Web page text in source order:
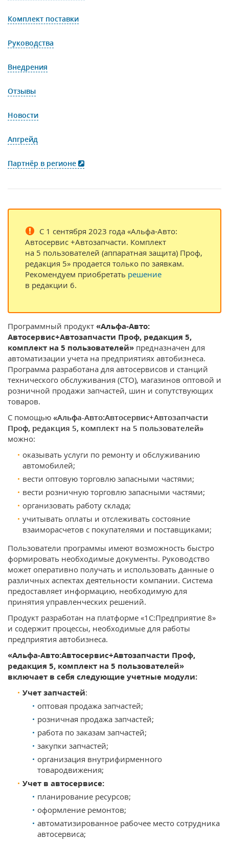
Комплект поставки
Руководства
Внедрения
Отзывы
Новости
Апгрейд
Партнёр в регионе
С 1 сентября 2023 года «Альфа‑Авто:
Автосервис +Автозапчасти. Комплект
на 5 пользователей (аппаратная защита) Проф,
редакция 5» продается только по заявкам.
Рекомендуем приобретать решение
в редакции 6.
Программный продукт «Альфа-Авто:
Автосервис+Автозапчасти Проф, редакция 5,
комплект на 5 пользователей» предназначен для
автоматизации учета на предприятиях автобизнеса.
Программа разработана для автосервисов и станций
технического обслуживания (СТО), магазинов оптовой и
розничной продажи запчастей, шин и сопутствующих
товаров.
С помощью «Альфа-Авто:Автосервис+Автозапчасти
Проф, редакция 5, комплект на 5 пользователей»
можно:
оказывать услуги по ремонту и обслуживанию
автомобилей;
вести оптовую торговлю запасными частями;
вести розничную торговлю запасными частями;
организовать работу склада;
учитывать оплаты и отслеживать состояние
взаиморасчетов с покупателями и поставщиками;
Пользователи программы имеют возможность быстро
формировать необходимые документы. Руководство
может оперативно получать и использовать данные о
различных аспектах деятельности компании. Система
предоставляет информацию, необходимую для
принятия управленческих решений.
Продукт разработан на платформе «1С:Предприятие 8»
и содержит процессы, необходимые для работы
предприятия автобизнеса.
«Альфа-Авто:Автосервис+Автозапчасти Проф,
редакция 5, комплект на 5 пользователей»
включает в себя следующие учетные модули:
Учет запчастей:
оптовая продажа запчастей;
розничная продажа запчастей;
работа по заказам запчастей;
закупки запчастей;
организация внутрифирменного
товародвижения;
Учет в автосервисе:
планирование ресурсов;
оформление ремонтов;
автоматизированное рабочее место сотрудника
автосервиса;